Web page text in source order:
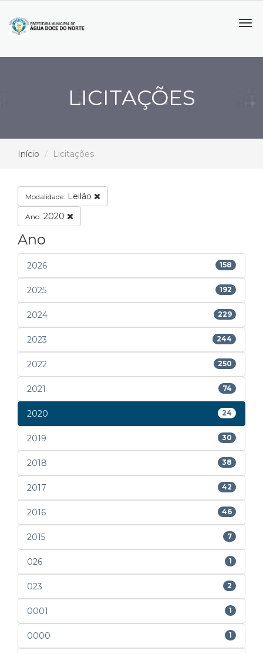
LICITAÇÕES
Início Licitações
Modalidade: Leilão
Ano: 2020
Ano
2026 158
2025 192
2024 229
2023 244
2022 250
2021 74
2020 24
2019 30
2018 38
2017 42
2016 46
2015 7
026 1
023 2
0001 1
0000 1